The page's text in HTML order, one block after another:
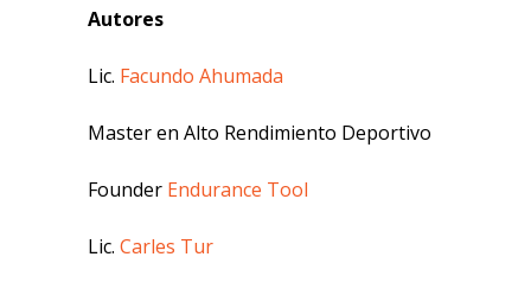
Autores
Lic. Facundo Ahumada
Master en Alto Rendimiento Deportivo
Founder Endurance Tool
Lic. Carles Tur